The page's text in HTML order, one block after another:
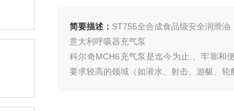
简要描述： ST755全合成食品级安全润滑油
意大利呼吸器充气泵
科尔奇MCH6充气泵是迄今为止.、牢靠和
要求较高的领域（如潜水、射击、游艇、轮